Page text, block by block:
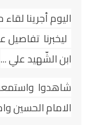
اليوم أجرينا
ليخبرنا تفاصيل
ابن الشّهيد علي ...
شاهدوا
الامام الحسين